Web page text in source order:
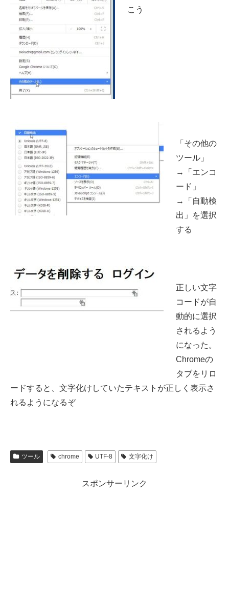
こう
「その他の
ツール」
→「エンコ
ード」
→「自動検
出」を選択
する
正しい文字
コードが自
動的に選択
されるよう
になった。
Chromeの
タブをリロ
ードすると、文字化けしていたテキストが正しく表示さ
れるようになるぞ
ツール chrome UTF-8 文字化け
スポンサーリンク